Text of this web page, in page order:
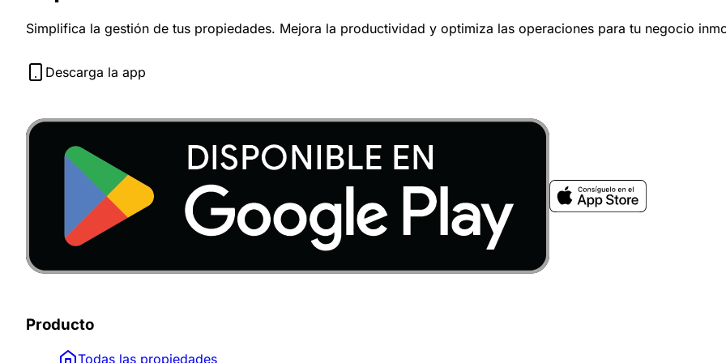
Simplifica la gestión de tus propiedades. Mejora la productividad y optimiza las operaciones para tu negocio
Descarga la app
Producto
Todas las propiedades